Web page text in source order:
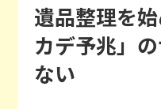
遺品整理を
カデ予兆」
ない